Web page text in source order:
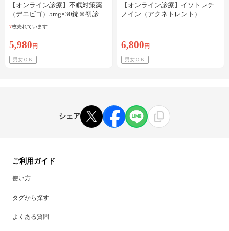
【オンライン診療】不眠対策薬
（デエビゴ）5mg×30錠※初診
料・送料込
7枚売れています
5,980 円
男女ＯＫ
【オンライン診療】イソトレチ
ノイン（アクネトレント）
6,800 円
男女ＯＫ
シェア
ご利用ガイド
使い方
タグから探す
よくある質問